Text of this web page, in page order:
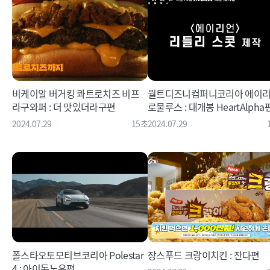
비케이알 버거킹 콰트로치즈 비프
라구와퍼 : 더 맛있더라구편
2024.07.29 15초
월트디즈니컴퍼니코리아 에이
로물루스 : 대개봉 HeartAlpha
2024.07.29
폴스타오토모티브코리아 Polestar 장스푸드 크랑이치킨 : 잔다편